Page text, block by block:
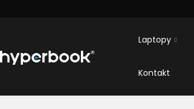
Laptopy
Kontakt